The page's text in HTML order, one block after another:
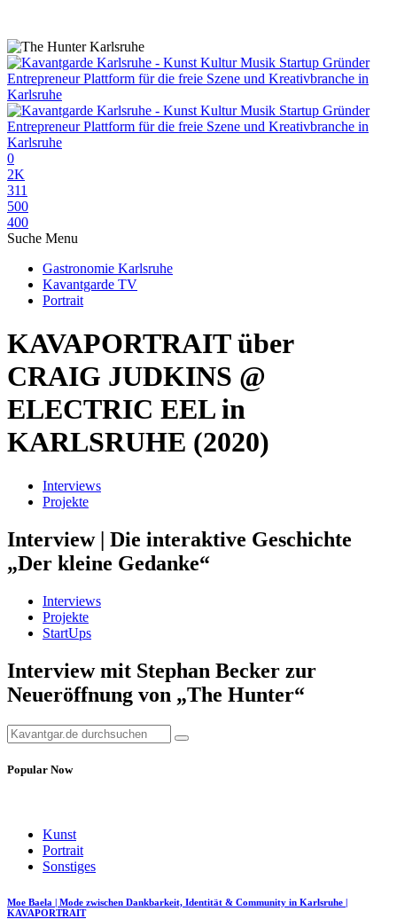
0
2K
311
500
400
Suche Menu
Gastronomie Karlsruhe
Kavantgarde TV
Portrait
KAVAPORTRAIT über
CRAIG JUDKINS @
ELECTRIC EEL in
KARLSRUHE (2020)
Interviews
Projekte
Interview | Die interaktive Geschichte
„Der kleine Gedanke“
Interviews
Projekte
StartUps
Interview mit Stephan Becker zur
Neueröffnung von „The Hunter“
Popular Now
Kunst
Portrait
Sonstiges
Moe Baela | Mode zwischen Dankbarkeit, Identität & Community in Karlsruhe |
KAVAPORTRAIT